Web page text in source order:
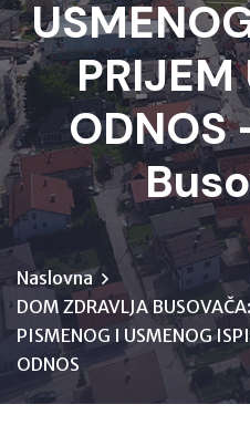
PRIJEM
Naslovna
DOM ZDRAVLJA
PISMENOG I USMENOG
ODNOS